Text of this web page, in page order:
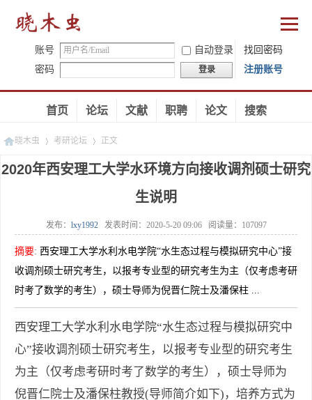
账号 自动登录
找回密码
密码
登录 注册账号
首页 论坛 文献 职聘 论文 搜索
晓木虫 考研论坛 正文
2020年西安理工大学水环境方向接收调剂硕士研究
生说明
发布： lxy1992 发表时间： 2020-5-20 09:06 阅读量： 107097
摘要: 西安理工大学水利水电学院“水生态过程与模拟研究中心”接
收调剂硕士研究考生，以报考专业型的研究考生为主（仅考虑考研
时考了数学的考生），硕士导师为倪晋仁院士及潘保柱 ...
西安理工大学水利水电学院“水生态过程与模拟研究中
心”接收调剂硕士研究考生，以报考专业型的研究考生
为主（仅考虑考研时考了数学的考生），硕士导师为
倪晋仁院士及潘保柱教授(导师简介如下)，培养方式为